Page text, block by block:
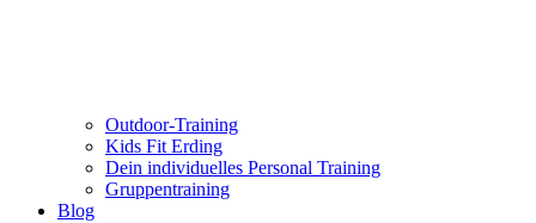
Outdoor-Training
Kids Fit Erding
Dein individuelles Personal Training
Gruppentraining
Blog